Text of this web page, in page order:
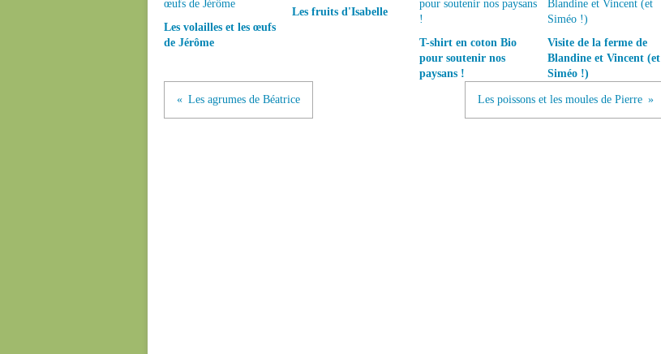
Les volailles et les œufs
de Jérôme
Les fruits d'Isabelle
T-shirt en coton Bio
pour soutenir nos
paysans !
Visite de la ferme de
Blandine et Vincent (et
Siméo !)
Les agrumes de Béatrice Les poissons et les moules de Pierre